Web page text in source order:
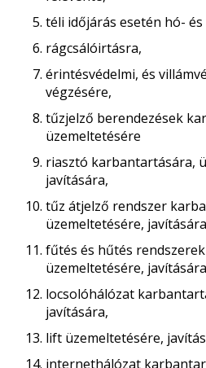
téli időjárás esetén hó-
rágcsálóirtásra,
érintésvédelmi, és
végzésére,
tűzjelző berendezések
üzemeltetésére
riasztó karbantartására,
javítására,
tűz átjelző rendszer
üzemeltetésére,
fűtés és hűtés
üzemeltetésére,
locsolóhálózat
javítására,
lift üzemeltetésére,
internethálózat